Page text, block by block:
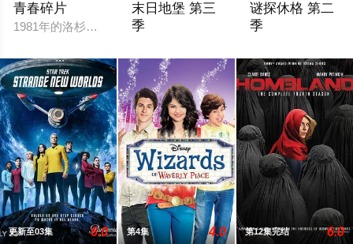
青春碎片
1981年的洛杉矶 ，一班精英名校的高中生原本过住灿烂生活，
末日地堡 第三
季
谜探休格 第二
季
更新至03集 6.0 第4集 4.0 第12集完结 6.0